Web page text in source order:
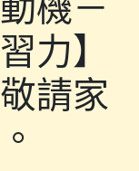
機－
力】
請家